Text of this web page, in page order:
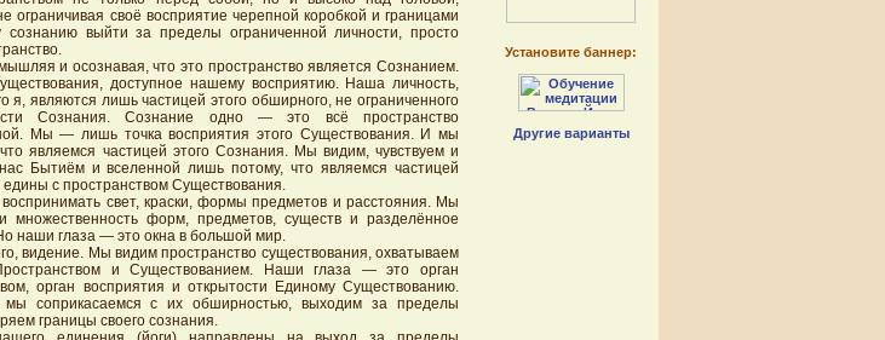
ограничивая своё восприятие черепной коробкой и границами
сознанию выйти за пределы ограниченной личности, просто
и осознавая, что это пространство является Сознанием.
доступное нашему восприятию. Наша личность,
я, являются лишь частицей этого обширного, не ограниченного
Сознания. Сознание одно — это всё пространство
Мы — лишь точка восприятия этого Существования. И мы
являемся частицей этого Сознания. Мы видим, чувствуем и
Бытиём и вселенной лишь потому, что являемся частицей
с пространством Существования.
свет, краски, формы предметов и расстояния. Мы
множественность форм, предметов, существ и разделённое
наши глаза — это окна в большой мир.
видение. Мы видим пространство существования, охватываем
и Существованием. Наши глаза — это орган
орган восприятия и открытости Единому Существованию.
мы соприкасаемся с их обширностью, выходим за пределы
границы своего сознания.
Установите баннер:
Другие варианты